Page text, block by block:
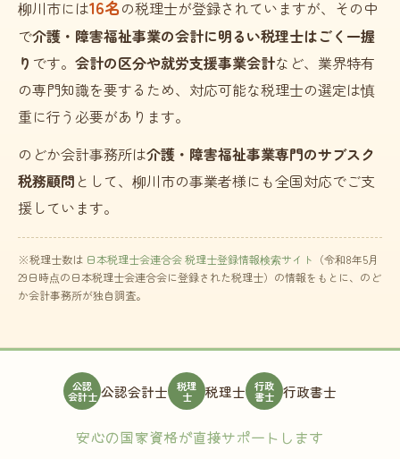
柳川市には16名の税理士が登録されていますが、その中
で介護・障害福祉事業の会計に明るい税理士はごく一握
り です。 会計の区分や就労支援事業会計など、業界特有
の専門知識を要するため、対応可能な税理士の選定は慎
重に行う必要があります。
のどか会計事務所は介護・障害福祉事業専門のサブスク
税務顧問 として、柳川市の事業者様にも全国対応でご支
援しています。
※税理士数は 日本税理士会連合会 税理士登録情報検索サイト （令和8年5月
29日時点の日本税理士会連合会に登録された税理士）の情報をもとに、のど
か会計事務所が独自調査。
公認
会計士 公認会計士 税理
士 税理士 行政
書士 行政書士
安心の国家資格が直接サポートします